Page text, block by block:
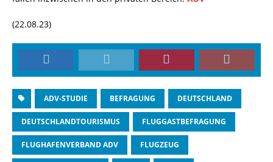
(22.08.23)
ADV-STUDIE BEFRAGUNG DEUTSCHLAND
DEUTSCHLANDTOURISMUS FLUGGASTBEFRAGUNG
FLUGHAFENVERBAND ADV FLUGZEUG